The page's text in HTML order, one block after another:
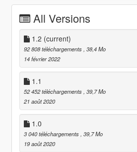
All Versions
1.2 (current)
92 808 téléchargements , 38,4 Mo
14 février 2022
1.1
52 452 téléchargements , 39,7 Mo
21 août 2020
1.0
3 040 téléchargements , 39,7 Mo
19 août 2020